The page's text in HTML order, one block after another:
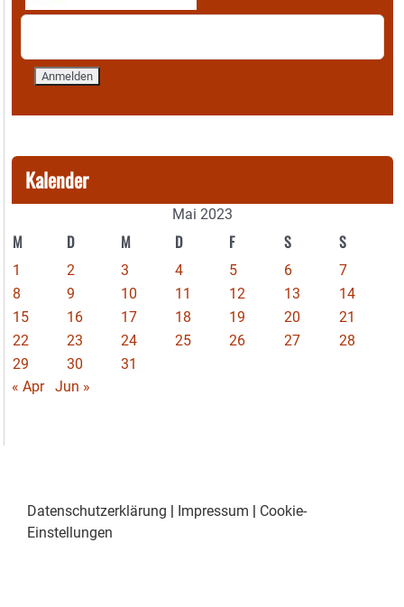
Kalender
Mai 2023
M D M D F S S
1 2 3 4 5 6
7
8
9 10 11 12 13
14
15
16 17 18 19 20
21
22
23 24 25 26 27
28
29
30
31
« Apr
Jun »
Datenschutzerklärung Impressum
Cookie-
Einstellungen